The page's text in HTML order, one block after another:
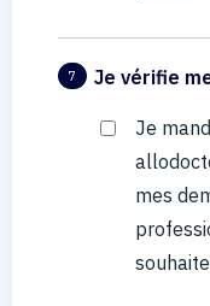
7 Je vérifie
Je
mes